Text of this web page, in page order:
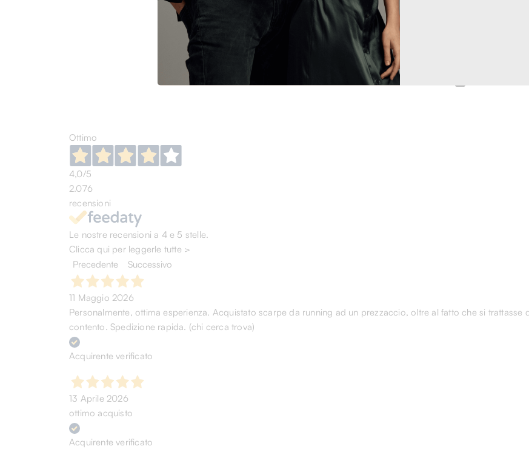
€ 396,00
Ottimo
4,0/5
2.076
recensioni
Le nostre recensioni a 4 e 5 stelle.
Clicca qui per leggerle tutte >
Precedente
Successivo
11 Maggio 2026
Personalmente, ottima esperienza. Acquistato scarpe da running ad un prezzaccio, oltre al fatto che si
contento. Spedizione rapida. (chi cerca trova)
Acquirente verificato
13 Aprile 2026
ottimo acquisto
Acquirente verificato